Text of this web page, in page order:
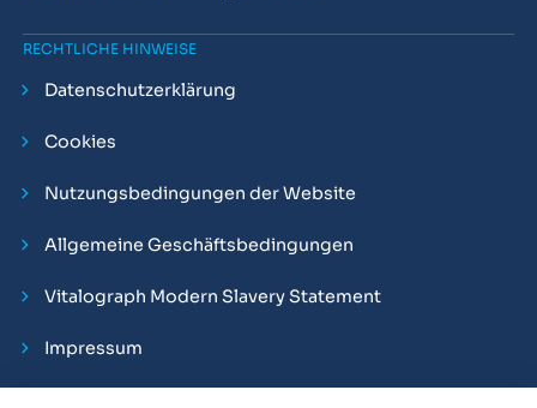
RECHTLICHE HINWEISE
Datenschutzerklärung
Cookies
Nutzungsbedingungen der Website
Allgemeine Geschäftsbedingungen
Vitalograph Modern Slavery Statement
Impressum